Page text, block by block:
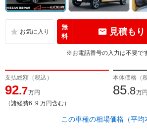
無
料
見積も
※お電話番号の入力は不要で
支払総額（税込）
92.7万円
（諸経費6 .9 万円含む）
本体価格（
85.8万円
この車種の相場価格（平均